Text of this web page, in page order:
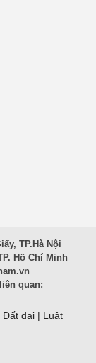
TP.Hà Nội
Hồ Chí Minh
quan:
Đất đai | Luật